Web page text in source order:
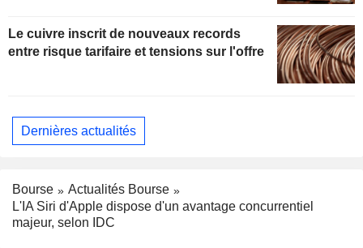
Le cuivre inscrit de nouveaux records
entre risque tarifaire et tensions sur l'offre
Dernières actualités
Bourse
Actualités Bourse
L'IA Siri d'Apple dispose d'un avantage concurrentiel
majeur, selon IDC